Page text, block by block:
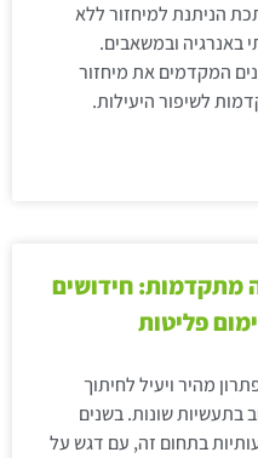
הניתנת למיחזור ללא
באנרגיה ובמשאבים.
המקדמים את מיחזור
לשיפור היעילות.
מתקדמות: חידושים
פליטות
מהיר ויעיל לחיתוך
בתעשיות שונות. בשנים
בתחום זה, עם דגש על